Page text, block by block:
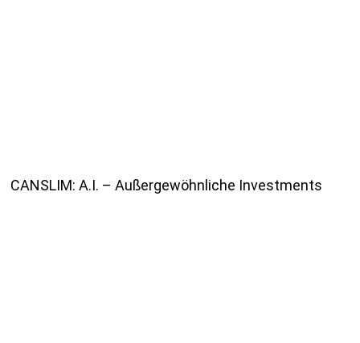
CANSLIM: A.I. – Außergewöhnliche Investments